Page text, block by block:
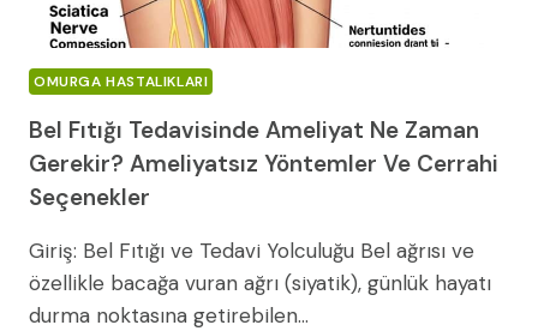
OMURGA HASTALIKLARI
Bel Fıtığı Tedavisinde Ameliyat Ne Zaman
Gerekir? Ameliyatsız Yöntemler Ve Cerrahi
Seçenekler
Giriş: Bel Fıtığı ve Tedavi Yolculuğu Bel ağrısı ve
özellikle bacağa vuran ağrı (siyatik), günlük hayatı
durma noktasına getirebilen…